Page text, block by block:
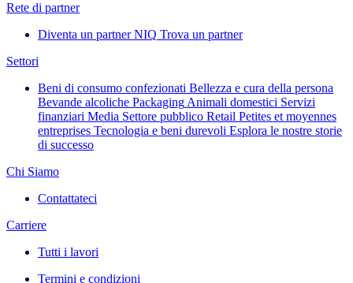
Rete di partner
Diventa un partner NIQ Trova un partner
Settori
Beni di consumo confezionati Bellezza e cura della persona
Bevande alcoliche Packaging Animali domestici Servizi
finanziari Media Settore pubblico Retail Petites et moyennes
entreprises Tecnologia e beni durevoli Esplora le nostre storie
di successo
Chi Siamo
Contattateci
Carriere
Tutti i lavori
Termini e condizioni